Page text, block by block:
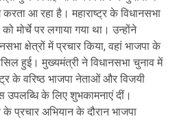
आ रहा है। महाराष्ट्र के विधानसभा
मोर्चे पर लगाया गया था। उन्होंने
क्षेत्रों में प्रचार किया, वहां भाजपा के
हुई। मुख्यमंत्री ने विधानसभा चुनाव में
के वरिष्ठ भाजपा नेताओं और विजयी
उपलब्धि के लिए शुभकामनाएं दीं।
के प्रचार अभियान के दौरान भाजपा